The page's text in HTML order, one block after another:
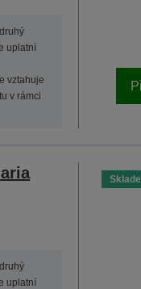
uplatní
vztahuje
v rámci
uplatní